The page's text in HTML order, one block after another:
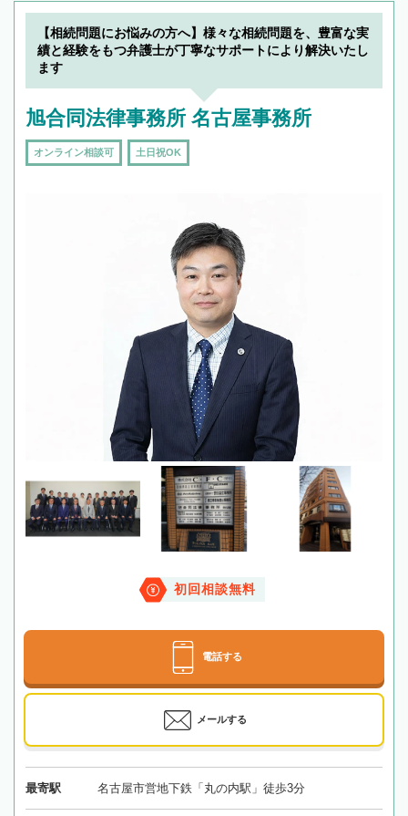
【相続問題にお悩みの方へ】様々な相続問題を、豊富な実
績と経験をもつ弁護士が丁寧なサポートにより解決いたし
ます
旭合同法律事務所 名古屋事務所
オンライン相談可 土日祝OK
初回相談無料
電話する
メールする
最寄駅 名古屋市営地下鉄「丸の内駅」徒歩3分